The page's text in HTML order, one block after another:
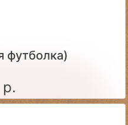
футболка)